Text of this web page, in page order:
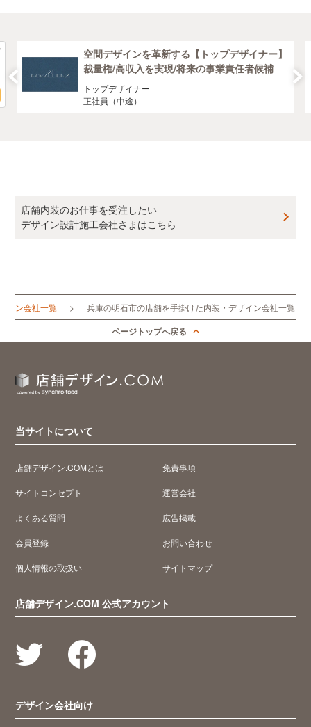
空間デザインを革新する【トップデザイナー】
裁量権/高収入を実現/将来の事業責任者候補
トップデザイナー
正社員（中途）
店舗内装のお仕事を受注したい
デザイン設計施工会社さまはこちら
イン会社一覧 兵庫の明石市の店舗を手掛けた内装・デザイン会社一覧
ページトップへ戻る
当サイトについて
店舗デザイン.COMとは
サイトコンセプト
よくある質問
会員登録
個人情報の取扱い
免責事項
運営会社
広告掲載
お問い合わせ
サイトマップ
店舗デザイン.COM 公式アカウント
デザイン会社向け